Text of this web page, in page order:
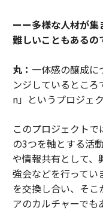
ーー多様な人材が
難しいこともあるの
丸： 一体感の醸成に
ンジしているとこ
n」というプロジェ
このプロジェクト
の3つを軸とする活
や情報共有として、
強会などを行ってい
を交換し合い、そこ
アのカルチャーでも